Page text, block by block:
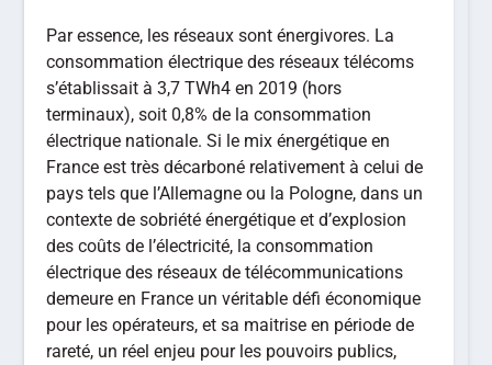
Par essence, les réseaux sont énergivores. La
consommation électrique des réseaux télécoms
s’établissait à 3,7 TWh4 en 2019 (hors
terminaux), soit 0,8% de la consommation
électrique nationale. Si le mix énergétique en
France est très décarboné relativement à celui de
pays tels que l’Allemagne ou la Pologne, dans un
contexte de sobriété énergétique et d’explosion
des coûts de l’électricité, la consommation
électrique des réseaux de télécommunications
demeure en France un véritable défi économique
pour les opérateurs, et sa maitrise en période de
rareté, un réel enjeu pour les pouvoirs publics,